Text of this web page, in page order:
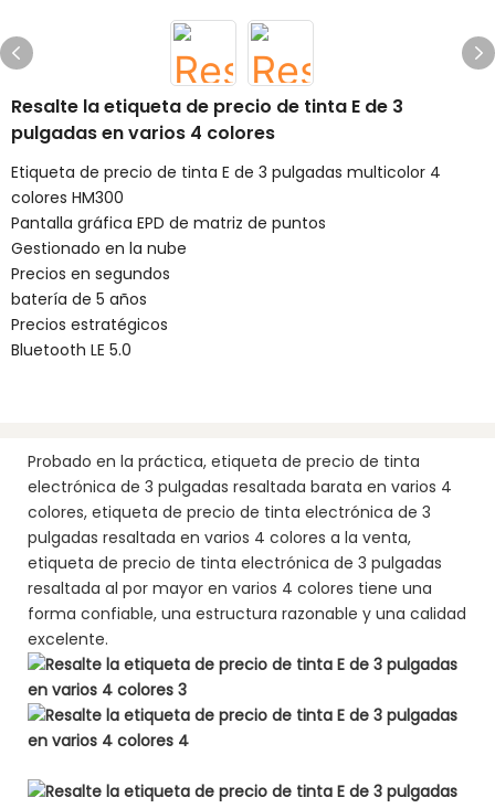
Resalte la etiqueta de precio de tinta E de 3
pulgadas en varios 4 colores
Etiqueta de precio de tinta E de 3 pulgadas multicolor 4
colores HM300
Pantalla gráfica EPD de matriz de puntos
Gestionado en la nube
Precios en segundos
batería de 5 años
Precios estratégicos
Bluetooth LE 5.0
Probado en la práctica, etiqueta de precio de tinta
electrónica de 3 pulgadas resaltada barata en varios 4
colores, etiqueta de precio de tinta electrónica de 3
pulgadas resaltada en varios 4 colores a la venta,
etiqueta de precio de tinta electrónica de 3 pulgadas
resaltada al por mayor en varios 4 colores tiene una
forma confiable, una estructura razonable y una calidad
excelente.